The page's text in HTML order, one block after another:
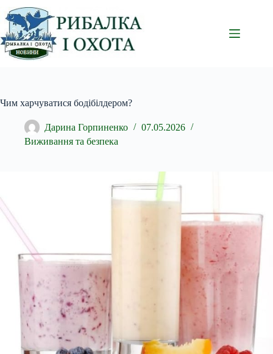
Перейти
до
вмісту
Чим харчуватися бодібілдером?
Дарина Горпиненко
07.05.2026
Виживання та безпека